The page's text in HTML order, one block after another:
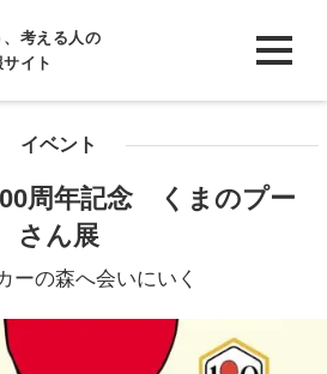
考える人の
イト
イベント
周年記念 くまのプー
さん展
ーの森へ会いにいく